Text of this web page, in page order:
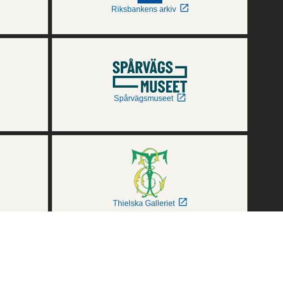
Riksbankens arkiv
Spårvägsmuseet
Thielska Galleriet